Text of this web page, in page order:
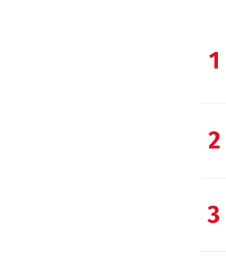
1
2
3